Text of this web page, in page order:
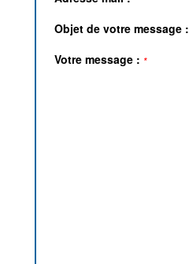
Objet de votre message :
Votre message : *